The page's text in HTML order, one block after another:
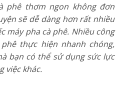
phê thơm ngon không đơn
sẽ dễ dàng hơn rất nhiều
máy pha cà phê. Nhiều công
thực hiện nhanh chóng,
bạn có thể sử dụng sức lực
việc khác.